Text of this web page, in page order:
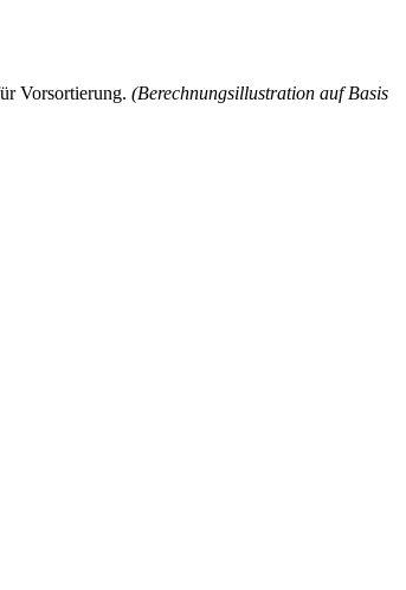
Vorsortierung. (Berechnungsillustration auf Basis